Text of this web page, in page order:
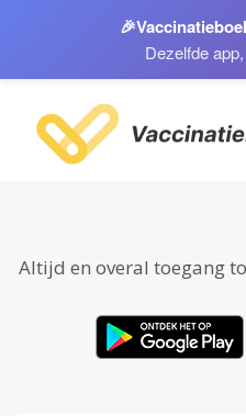
🎉
Dezelfde
Altijd en overal toegang